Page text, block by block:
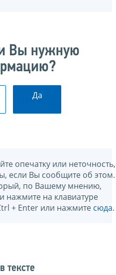
Вы нужную
Да
опечатку или неточность,
если Вы сообщите об этом.
по Вашему мнению,
нажмите на клавиатуре
+ Enter или нажмите сюда.
тексте